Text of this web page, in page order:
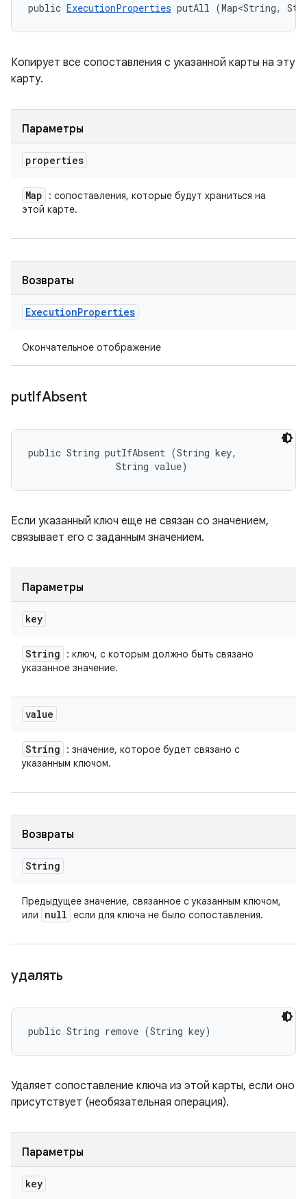
public ExecutionProperties putAll (Map<String,
Копирует все сопоставления с указанной карты на эту
карту.
Параметры
properties
Map
: сопоставления, которые будут храниться на
этой карте.
Возвраты
ExecutionProperties
Окончательное отображение
putIfAbsent
public String putIfAbsent (String key,
                String value)
Если указанный ключ еще не связан со значением,
связывает его с заданным значением.
Параметры
key
String
: ключ, с которым должно быть связано
указанное значение.
value
String
: значение, которое будет связано с
указанным ключом.
Возвраты
String
Предыдущее значение, связанное с указанным ключом,
или
null если для ключа не было сопоставления.
удалять
public String remove (String key)
Удаляет сопоставление ключа из этой карты, если оно
присутствует (необязательная операция).
Параметры
key